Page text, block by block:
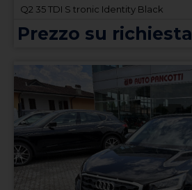
Q2 35 TDI S tronic Identity Black
Prezzo su richiesta